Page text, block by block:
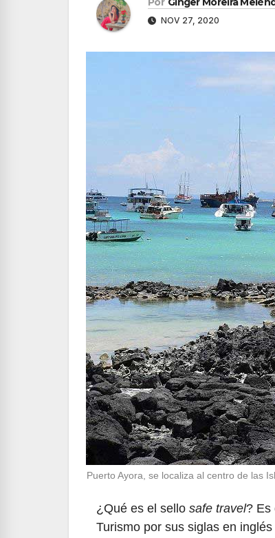
NOV 27, 2020
Puerto Ayora, se localiza al centro de las
¿Qué es el sello safe travel? Es
Turismo por sus siglas en